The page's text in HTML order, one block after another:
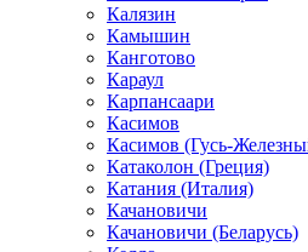
Калязин
Камышин
Канготово
Караул
Карпансаари
Касимов
Касимов (Гусь-
Катаколон (Греция)
Катания (Италия)
Качановичи
Качановичи (Беларусь)